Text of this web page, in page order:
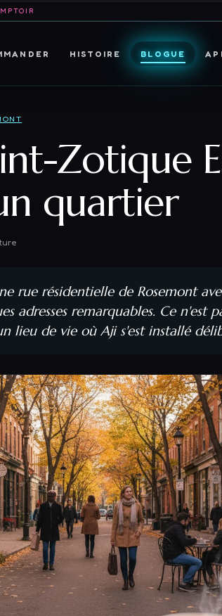
HISTOIRE BLOGUE
Zotique
quartier
rue résidentielle de Rosemont
adresses remarquables. Ce n'est
lieu de vie où Aji s'est installé